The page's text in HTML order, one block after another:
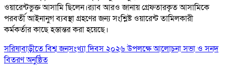
ওয়ারেন্টভুক্ত আসামি ছিলেন।র‌্যাব আরও জানায় গ্রেফতারকৃত আসামিকে
পরবর্তী আইনানুগ ব্যবস্থা গ্রহণের জন্য সংশ্লিষ্ট ওয়ারেন্ট তামিলকারী
কর্মকর্তার কাছে হস্তান্তর করা হয়েছে।
সরিষাবাড়ীতে বিশ্ব জনসংখ্যা দিবস ২০২৬ উপলক্ষে আলোচনা সভা ও সনদ
বিতরণ অনুষ্ঠিত